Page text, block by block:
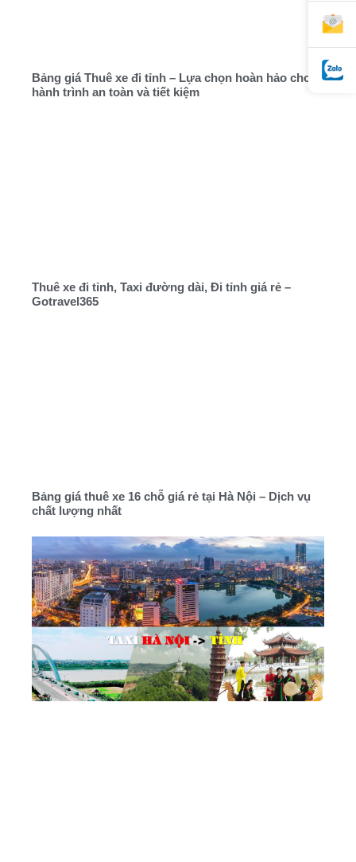
Bảng giá Thuê xe đi tỉnh – Lựa chọn hoàn hảo cho
hành trình an toàn và tiết kiệm
Thuê xe đi tỉnh, Taxi đường dài, Đi tỉnh giá rẻ –
Gotravel365
Bảng giá thuê xe 16 chỗ giá rẻ tại Hà Nội – Dịch vụ
chất lượng nhất